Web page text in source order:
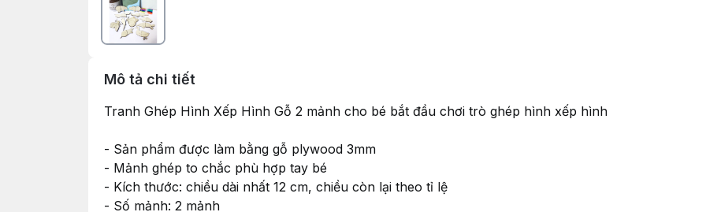
Mô tả chi tiết
Tranh Ghép Hình Xếp Hình Gỗ 2 mảnh cho bé bắt đầu chơi trò ghép hình xếp hình
- Sản phẩm được làm bằng gỗ plywood 3mm
- Mảnh ghép to chắc phù hợp tay bé
- Kích thước: chiều dài nhất 12 cm, chiều còn lại theo tỉ lệ
- Số mảnh: 2 mảnh